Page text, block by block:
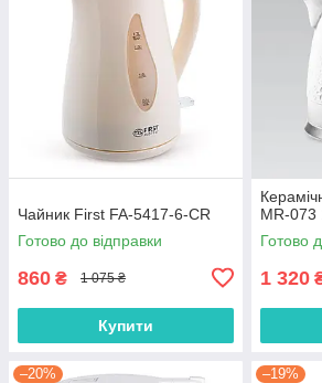
Чайник First FA-5417-6-CR
Готово до відправки
860 ₴ 1 075 ₴
Купити
MR-073
Готово
1 320
–20% –19%